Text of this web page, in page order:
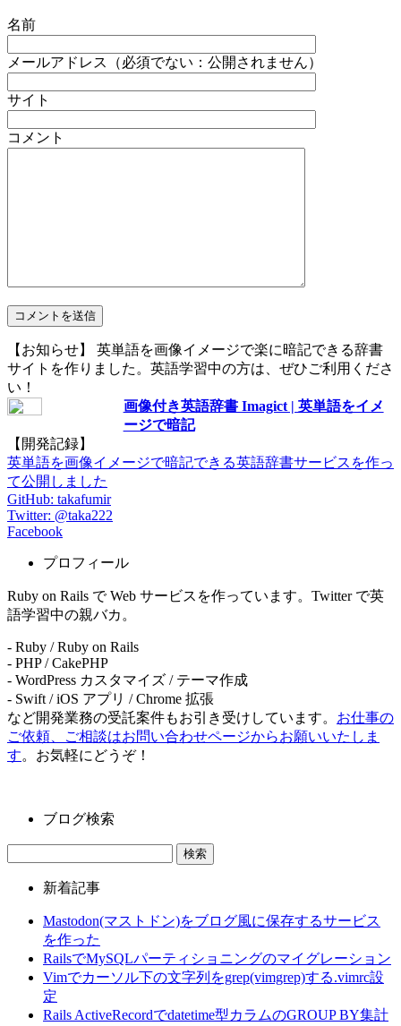
名前
メールアドレス（必須でない：公開されません）
サイト
コメント
【お知らせ】 英単語を画像イメージで楽に暗記できる辞書
サイトを作りました。英語学習中の方は、ぜひご利用くださ
い！
画像付き英語辞書 Imagict | 英単語をイメ
ージで暗記
【開発記録】
英単語を画像イメージで暗記できる英語辞書サービスを作っ
て公開しました
GitHub: takafumir
Twitter: @taka222
Facebook
プロフィール
Ruby on Rails で Web サービスを作っています。Twitter で英
語学習中の親バカ。
- Ruby / Ruby on Rails
- PHP / CakePHP
- WordPress カスタマイズ / テーマ作成
- Swift / iOS アプリ / Chrome 拡張
など開発業務の受託案件もお引き受けしています。 お仕事の
ご依頼、ご相談はお問い合わせページからお願いいたしま
す。お気軽にどうぞ！
ブログ検索
新着記事
Mastodon(マストドン)をブログ風に保存するサービス
を作った
RailsでMySQLパーティショニングのマイグレーション
Vimでカーソル下の文字列をgrep(vimgrep)する.vimrc設
定
Rails ActiveRecordでdatetime型カラムのGROUP BY集計